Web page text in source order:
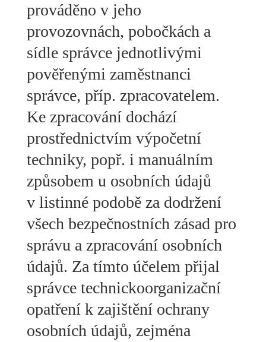
prováděno v jeho
provozovnách, pobočkách a
sídle správce jednotlivými
pověřenými zaměstnanci
správce, příp. zpracovatelem.
Ke zpracování dochází
prostřednictvím výpočetní
techniky, popř. i manuálním
způsobem u osobních údajů
v listinné podobě za dodržení
všech bezpečnostních zásad pro
správu a zpracování osobních
údajů. Za tímto účelem přijal
správce technickoorganizační
opatření k zajištění ochrany
osobních údajů, zejména